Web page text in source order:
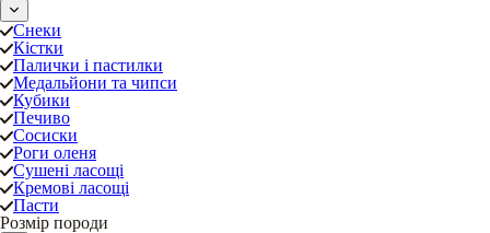
Снеки
Кістки
Палички і пастилки
Медальйони та чипси
Кубики
Печиво
Сосиски
Роги оленя
Сушені ласощі
Кремові ласощі
Пасти
Розмір породи